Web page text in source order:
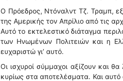
Ο Πρόεδρος, Ντόναλντ Τζ. Τραμπ,
της Αμερικής τον Απρίλιο από τις
Αυτό το εκτελεστικό διάταγμα
των Ηνωμένων Πολιτειών και η
ευχαριστώ γι’ αυτό.
Οι ισχυροί σύμμαχοι αξίζουν και
κυρίως στα αποτελέσματα. Και